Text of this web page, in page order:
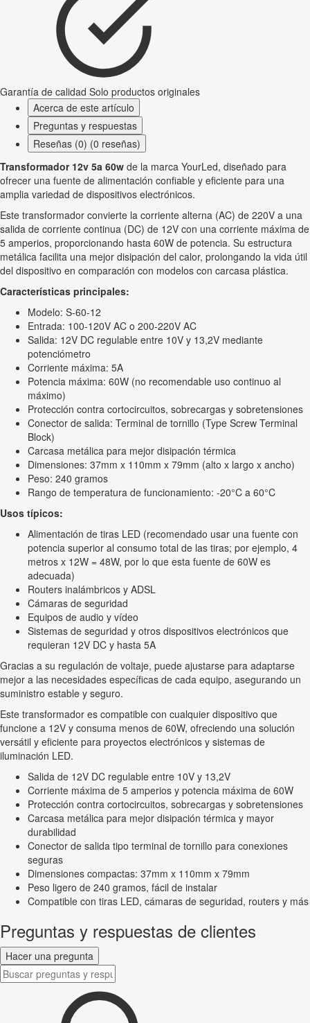
Garantía de calidad Solo productos originales
Acerca de este artículo
Preguntas y respuestas
Reseñas (0) (0 reseñas)
Transformador 12v 5a 60w de la marca YourLed, diseñado para
ofrecer una fuente de alimentación confiable y eficiente para una
amplia variedad de dispositivos electrónicos.
Este transformador convierte la corriente alterna (AC) de 220V a una
salida de corriente continua (DC) de 12V con una corriente máxima de
5 amperios, proporcionando hasta 60W de potencia. Su estructura
metálica facilita una mejor disipación del calor, prolongando la vida útil
del dispositivo en comparación con modelos con carcasa plástica.
Características principales:
Modelo: S-60-12
Entrada: 100-120V AC o 200-220V AC
Salida: 12V DC regulable entre 10V y 13,2V mediante
potenciómetro
Corriente máxima: 5A
Potencia máxima: 60W (no recomendable uso continuo al
máximo)
Protección contra cortocircuitos, sobrecargas y sobretensiones
Conector de salida: Terminal de tornillo (Type Screw Terminal
Block)
Carcasa metálica para mejor disipación térmica
Dimensiones: 37mm x 110mm x 79mm (alto x largo x ancho)
Peso: 240 gramos
Rango de temperatura de funcionamiento: -20°C a 60°C
Usos típicos:
Alimentación de tiras LED (recomendado usar una fuente con
potencia superior al consumo total de las tiras; por ejemplo, 4
metros x 12W = 48W, por lo que esta fuente de 60W es
adecuada)
Routers inalámbricos y ADSL
Cámaras de seguridad
Equipos de audio y vídeo
Sistemas de seguridad y otros dispositivos electrónicos que
requieran 12V DC y hasta 5A
Gracias a su regulación de voltaje, puede ajustarse para adaptarse
mejor a las necesidades específicas de cada equipo, asegurando un
suministro estable y seguro.
Este transformador es compatible con cualquier dispositivo que
funcione a 12V y consuma menos de 60W, ofreciendo una solución
versátil y eficiente para proyectos electrónicos y sistemas de
iluminación LED.
Salida de 12V DC regulable entre 10V y 13,2V
Corriente máxima de 5 amperios y potencia máxima de 60W
Protección contra cortocircuitos, sobrecargas y sobretensiones
Carcasa metálica para mejor disipación térmica y mayor
durabilidad
Conector de salida tipo terminal de tornillo para conexiones
seguras
Dimensiones compactas: 37mm x 110mm x 79mm
Peso ligero de 240 gramos, fácil de instalar
Compatible con tiras LED, cámaras de seguridad, routers y más
Preguntas y respuestas de clientes
Hacer una pregunta